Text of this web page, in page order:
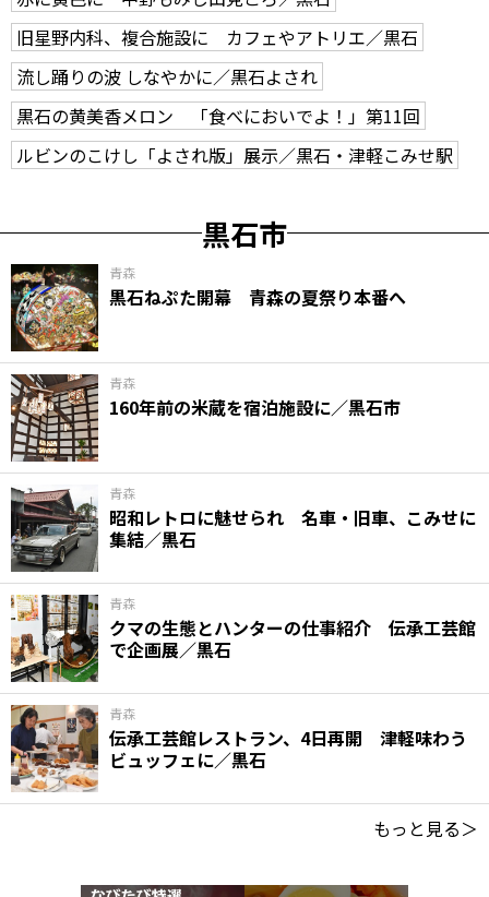
旧星野内科、複合施設に カフェやアトリエ／黒石
流し踊りの波 しなやかに／黒石よされ
黒石の黄美香メロン 「食べにおいでよ！」第11回
ルビンのこけし「よされ版」展示／黒石・津軽こみせ駅
黒石市
青森
黒石ねぷた開幕 青森の夏祭り本番へ
青森
160年前の米蔵を宿泊施設に／黒石市
青森
昭和レトロに魅せられ 名車・旧車、こみせに
集結／黒石
青森
クマの生態とハンターの仕事紹介 伝承工芸館
で企画展／黒石
青森
伝承工芸館レストラン、4日再開 津軽味わう
ビュッフェに／黒石
もっと見る＞